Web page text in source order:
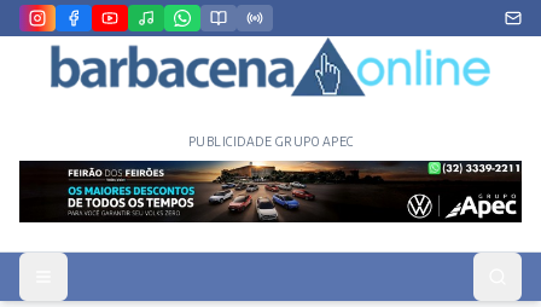
PUBLICIDADE GRUPO APEC